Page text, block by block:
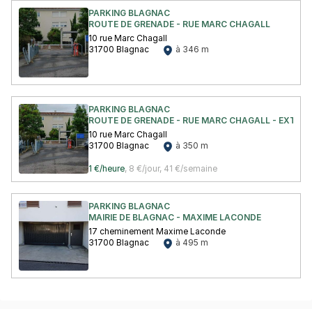
PARKING BLAGNAC
ROUTE DE GRENADE - RUE MARC CHAGALL
10 rue Marc Chagall
31700 Blagnac
à 346 m
PARKING BLAGNAC
ROUTE DE GRENADE - RUE MARC CHAGALL -
10 rue Marc Chagall
31700 Blagnac
à 350 m
1 €/heure, 8 €/jour, 41 €/semaine
PARKING BLAGNAC
MAIRIE DE BLAGNAC - MAXIME LACONDE
17 cheminement Maxime Laconde
31700 Blagnac
à 495 m